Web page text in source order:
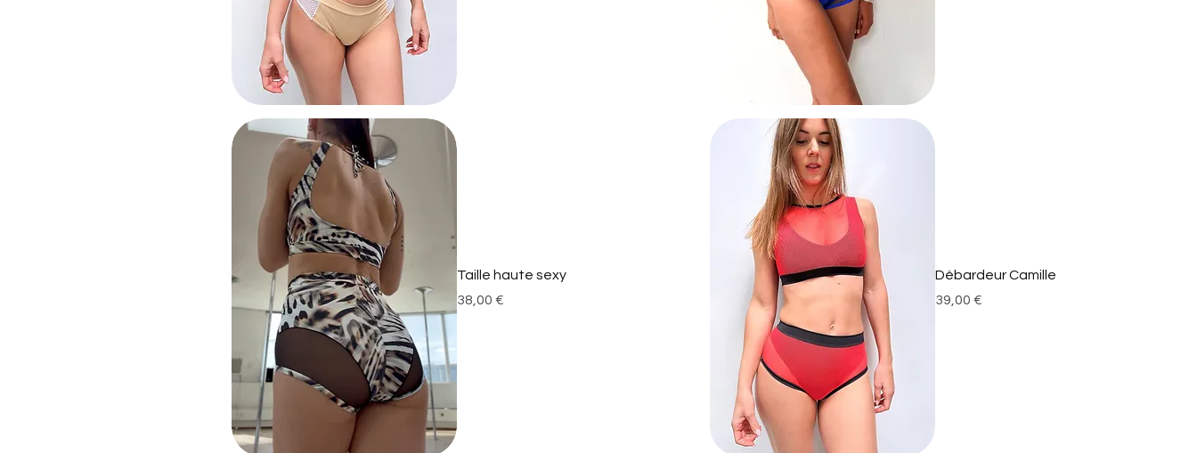
Taille haute sexy
Prix
38,00 €
Débardeur Camille
Prix
39,00 €